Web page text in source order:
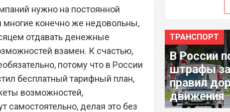
запустил
с
сообщениями
нужно на постоянной
многие конечно же недовольны,
отдавать денежные
взамен. К счастью,
потому что в России
бесплатный тарифный план,
возможностей,
самостоятельно, делая это без
ТРАНСПОРТ
В России
штрафы
правил
движения